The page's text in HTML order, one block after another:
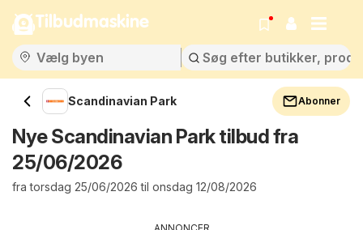
Tilbudmaskine
Scandinavian Park Abonner
Nye Scandinavian Park tilbud fra
25/06/2026
fra torsdag 25/06/2026 til onsdag 12/08/2026